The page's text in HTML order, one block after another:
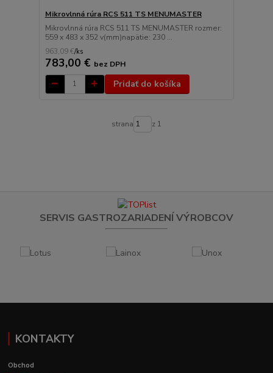
Mikrovlnná rúra RCS 511 TS MENUMASTER
Mikrovlnná rúra RCS 511 TS MENUMASTER rozmer:
559 x 483 x 352 v(mm)napätie: 230 ...
963,09 €/ks
783,00 € bez DPH
Pridať do košíka
strana z 1
SERVIS GASTROZARIADENÍ VÝROBCOV
KONTAKTY
Obchod